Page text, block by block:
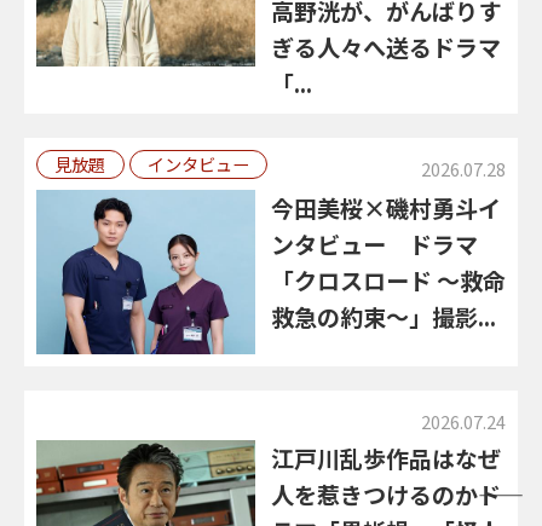
高野洸が、がんばりす
ぎる人々へ送るドラマ
「...
見放題 インタビュー 2026.07.28
今田美桜×磯村勇斗イ
ンタビュー ドラマ
「クロスロード ～救命
救急の約束～」撮影...
2026.07.24
江戸川乱歩作品はなぜ
人を惹きつけるのか――ド